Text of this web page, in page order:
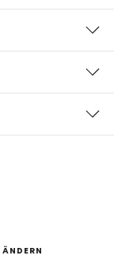
ÄNDERN